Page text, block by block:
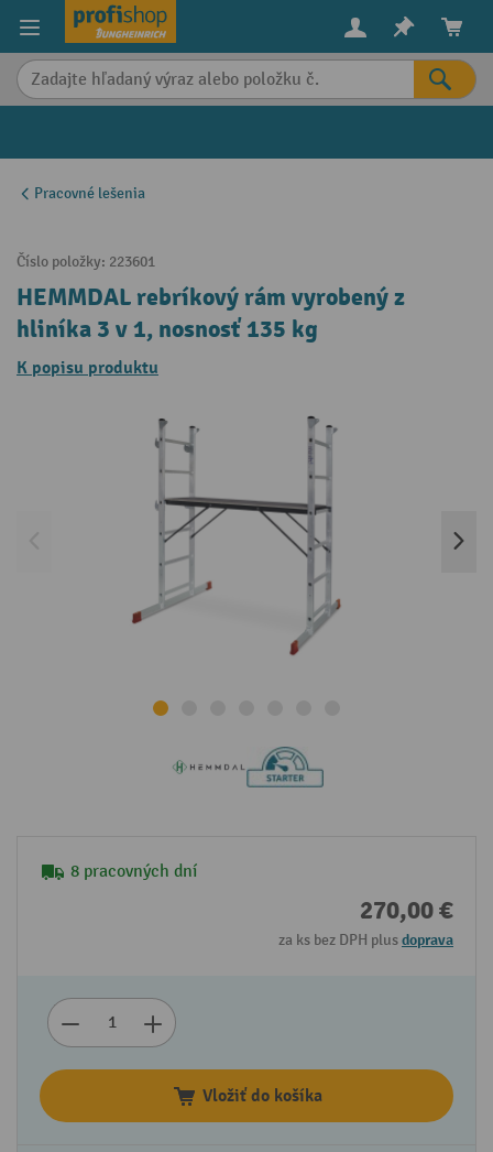
content
Pracovné lešenia
Číslo položky: 223601
HEMMDAL rebríkový rám vyrobený z
hliníka 3 v 1, nosnosť 135 kg
K popisu produktu
8 pracovných dní
270,00 €
za ks bez DPH plusdoprava
Vložiť do košíka